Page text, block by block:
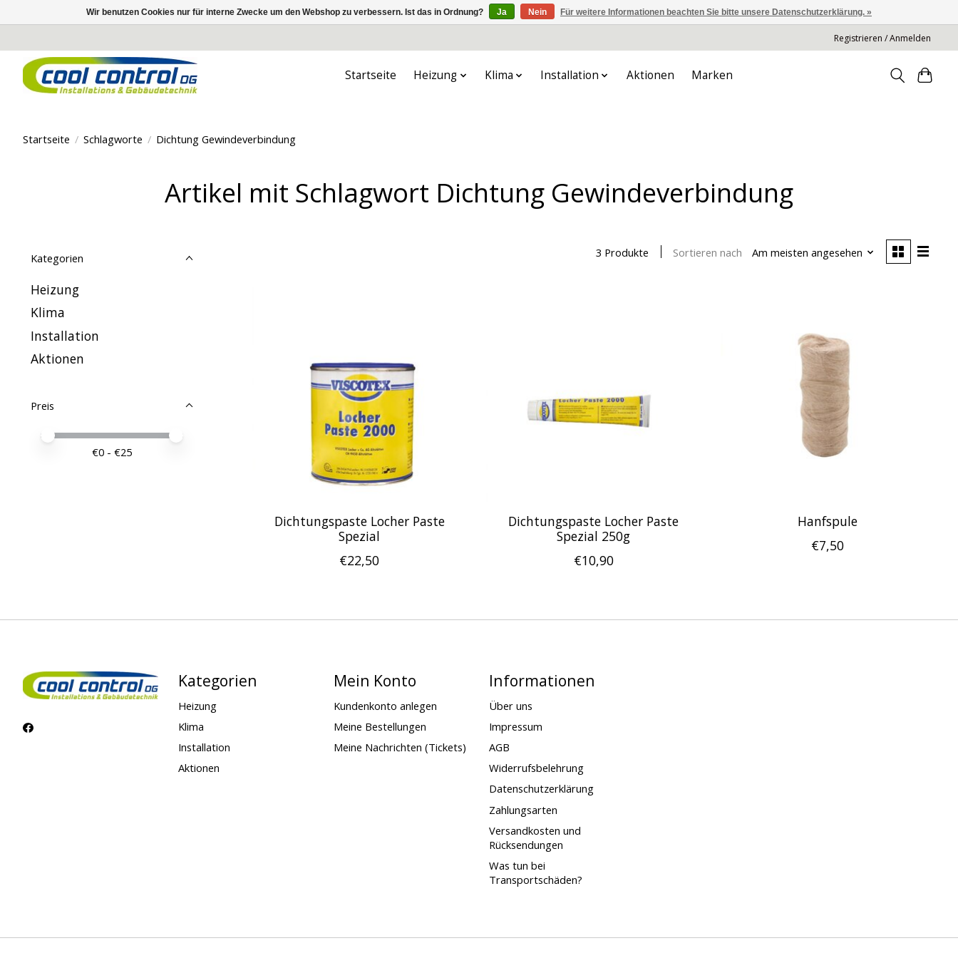
Registrieren / Anmelden
Startseite Heizung Klima Installation Aktionen Marken
Startseite / Schlagworte / Dichtung Gewindeverbindung
Artikel mit Schlagwort Dichtung Gewindeverbindung
Kategorien
Heizung
Klima
Installation
Aktionen
Preis
Preis – Mindestwert
Price maximum value
€0 - €25
3 Produkte Sortieren nach Am meisten angesehen
Dichtungspaste Locher Paste
Spezial
€22,50
Dichtungspaste Locher Paste
Spezial 250g
€10,90
Hanfspule
€7,50
Kategorien
Heizung
Klima
Installation
Aktionen
Mein Konto
Kundenkonto anlegen
Meine Bestellungen
Meine Nachrichten (Tickets)
Informationen
Über uns
Impressum
AGB
Widerrufsbelehrung
Datenschutzerklärung
Zahlungsarten
Versandkosten und
Rücksendungen
Was tun bei
Transportschäden?
Wir benutzen Cookies nur für interne Zwecke um den Webshop zu verbessern. Ist das in Ordnung? Ja Nein Für weitere Informationen beachten Sie bitte unsere Datenschutzerklärung. »